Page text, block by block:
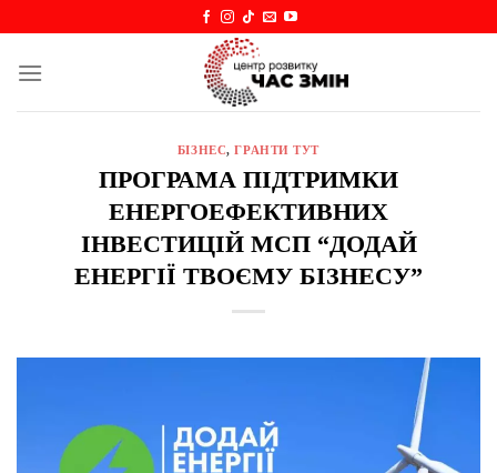
content
БІЗНЕС,ГРАНТИ ТУТ
ПРОГРАМА ПІДТРИМКИ
ЕНЕРГОЕФЕКТИВНИХ
ІНВЕСТИЦІЙ МСП “ДОДАЙ
ЕНЕРГІЇ ТВОЄМУ БІЗНЕСУ”